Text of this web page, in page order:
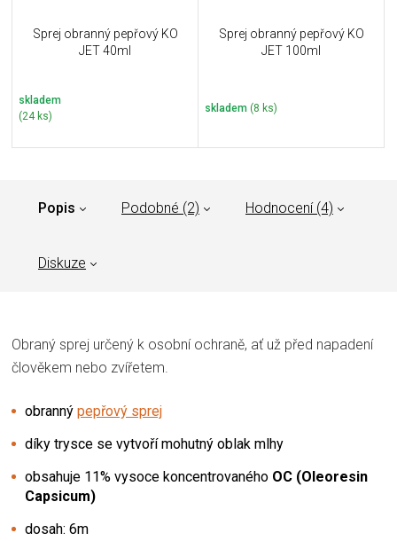
Sprej obranný pepřový KO
JET 40ml
skladem
(24 ks)
Sprej obranný pepřový KO
JET 100ml
skladem (8 ks)
Popis Podobné (2) Hodnocení (4)
Diskuze
Obraný sprej určený k osobní ochraně, ať už před napadení
člověkem nebo zvířetem.
obranný pepřový sprej
díky trysce se vytvoří mohutný oblak mlhy
obsahuje 11% vysoce koncentrovaného OC (Oleoresin
Capsicum)
dosah: 6m